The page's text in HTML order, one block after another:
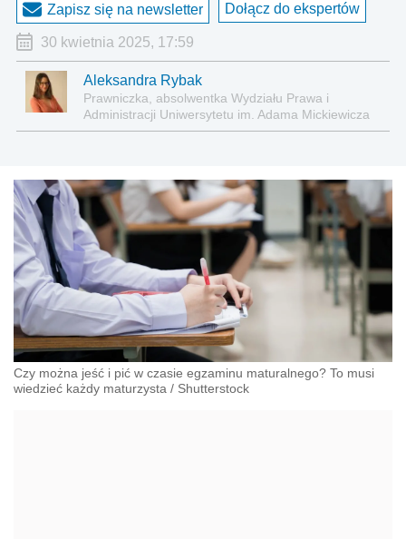
Zapisz się na newsletter Dołącz do ekspertów
30 kwietnia 2025, 17:59
Aleksandra Rybak
Prawniczka, absolwentka Wydziału Prawa i
Administracji Uniwersytetu im. Adama Mickiewicza
w Poznaniu
Czy można jeść i pić w czasie egzaminu maturalnego? To musi
wiedzieć każdy maturzysta / Shutterstock